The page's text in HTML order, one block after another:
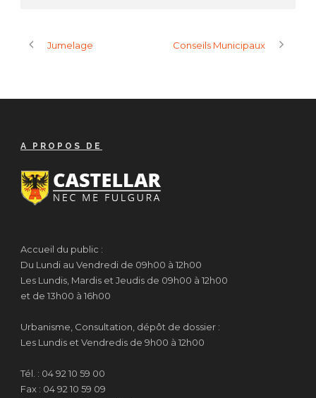
Jumelage Conseils Municipaux
A PROPOS DE
Accueil du public :
Du Lundi au Vendredi de 09h00 à 12h00
Les Lundis, Mardis et Jeudis de 09h00 à 12h00
et de 13h00 à 16h00
Urbanisme, Consultation, dépôt de dossier :
Les Lundis et Vendredis de 9h00 à 12h00
Tél. : 04 92 10 59 00
Fax : 04 92 10 59 09